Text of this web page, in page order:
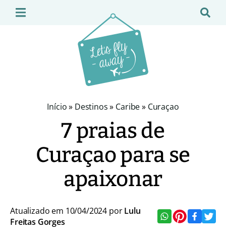
Início» Destinos» Caribe» Curaçao
7 praias de
Curaçao para se
apaixonar
Atualizado em 10/04/2024 porLulu
Freitas Gorges